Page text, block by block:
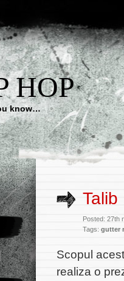
HOP
know…
Talib
Posted: 27th
Tags: gutter
Scopul
realiza o